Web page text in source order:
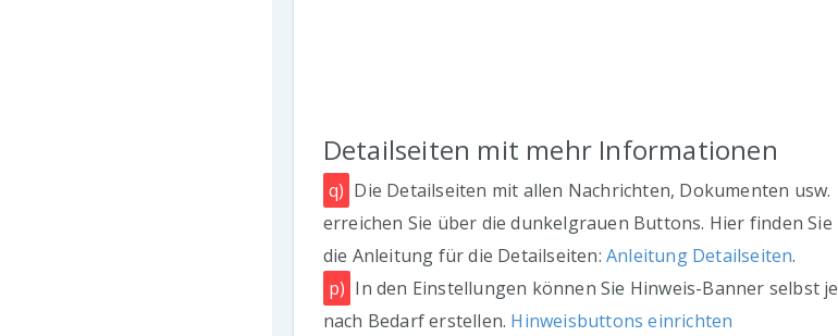
Detailseiten mit mehr Informationen
q) Die Detailseiten mit allen Nachrichten, Dokumenten usw.
erreichen Sie über die dunkelgrauen Buttons. Hier finden Sie
die Anleitung für die Detailseiten:Anleitung Detailseiten.
p) In den Einstellungen können Sie Hinweis-Banner selbst je
nach Bedarf erstellen. Hinweisbuttons einrichten